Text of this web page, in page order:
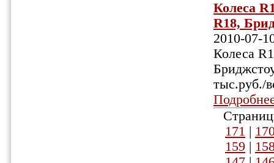
Колеса
R18,
2010-07-
Колеса
тыс.руб./
171 |
159 |